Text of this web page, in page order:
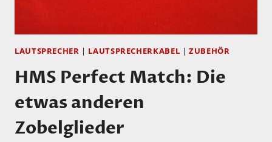
LAUTSPRECHER | LAUTSPRECHERKABEL |ZUBEHÖR
HMS Perfect Match: Die
etwas anderen
Zobelglieder